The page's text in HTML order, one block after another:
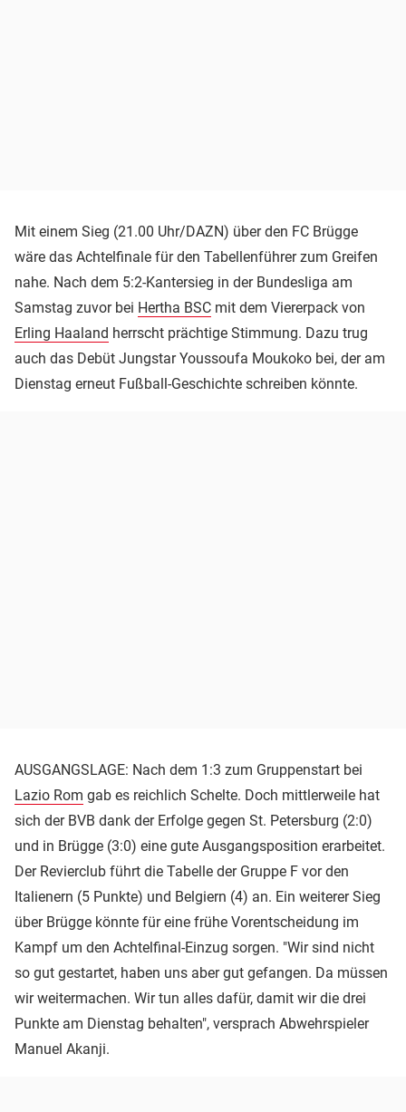
Mit einem Sieg (21.00 Uhr/DAZN) über den FC Brügge
wäre das Achtelfinale für den Tabellenführer zum Greifen
nahe. Nach dem 5:2-Kantersieg in der Bundesliga am
Samstag zuvor bei Hertha BSC mit dem Viererpack von
Erling Haaland herrscht prächtige Stimmung. Dazu trug
auch das Debüt Jungstar Youssoufa Moukoko bei, der am
Dienstag erneut Fußball-Geschichte schreiben könnte.
AUSGANGSLAGE: Nach dem 1:3 zum Gruppenstart bei
Lazio Rom gab es reichlich Schelte. Doch mittlerweile hat
sich der BVB dank der Erfolge gegen St. Petersburg (2:0)
und in Brügge (3:0) eine gute Ausgangsposition erarbeitet.
Der Revierclub führt die Tabelle der Gruppe F vor den
Italienern (5 Punkte) und Belgiern (4) an. Ein weiterer Sieg
über Brügge könnte für eine frühe Vorentscheidung im
Kampf um den Achtelfinal-Einzug sorgen. "Wir sind nicht
so gut gestartet, haben uns aber gut gefangen. Da müssen
wir weitermachen. Wir tun alles dafür, damit wir die drei
Punkte am Dienstag behalten", versprach Abwehrspieler
Manuel Akanji.